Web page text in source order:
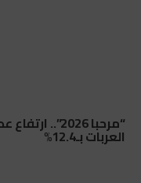
“مرحبا
العربات بـ12.4%